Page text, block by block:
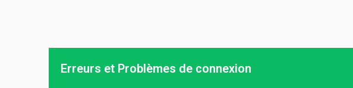
Erreurs et Problèmes de connexion